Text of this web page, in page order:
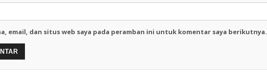
email, dan situs web saya pada peramban ini untuk komentar saya berikutnya.